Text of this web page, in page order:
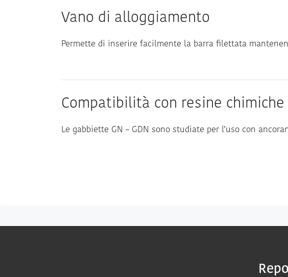
Vano di alloggiamento
Permette di inserire facilmente la barra filettata
Compatibilità con resine chimiche
Le gabbiette GN – GDN sono studiate per l’uso con